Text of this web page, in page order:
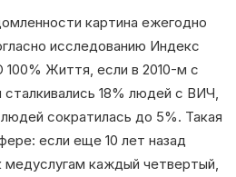
картина ежегодно
исследованию Индекс
Життя, если в 2010-м с
18% людей с ВИЧ,
сократилась до 5%. Такая
если еще 10 лет назад
каждый четвертый,